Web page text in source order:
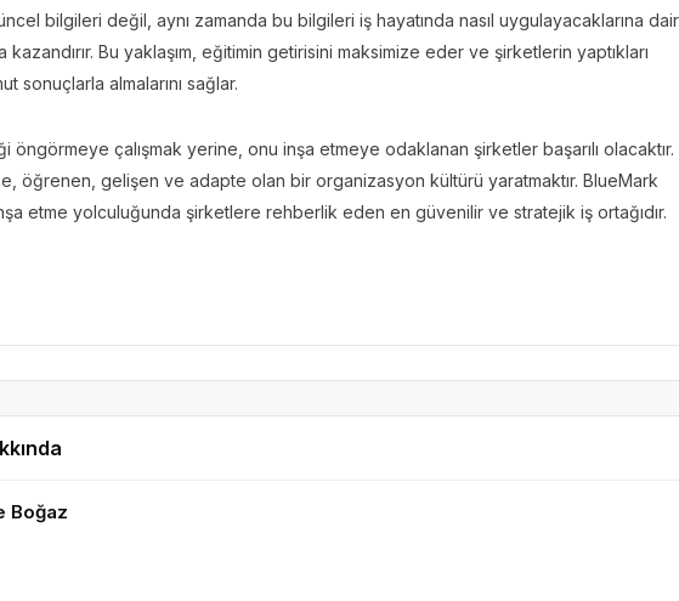
bilgileri değil, aynı zamanda bu bilgileri iş hayatında nasıl uygulayacaklarına dair
kazandırır. Bu yaklaşım, eğitimin getirisini maksimize eder ve şirketlerin yaptıkları
sonuçlarla almalarını sağlar.
çalışmak yerine, onu inşa etmeye odaklanan şirketler başarılı olacaktır.
öğrenen, gelişen ve adapte olan bir organizasyon kültürü yaratmaktır. BlueMark
etme yolculuğunda şirketlere rehberlik eden en güvenilir ve stratejik iş ortağıdır.
Boğaz